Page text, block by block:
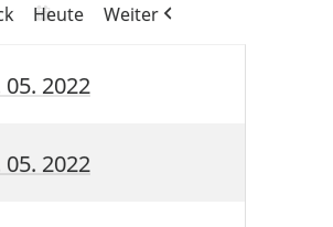
Heute Weiter
05. 2022
05. 2022